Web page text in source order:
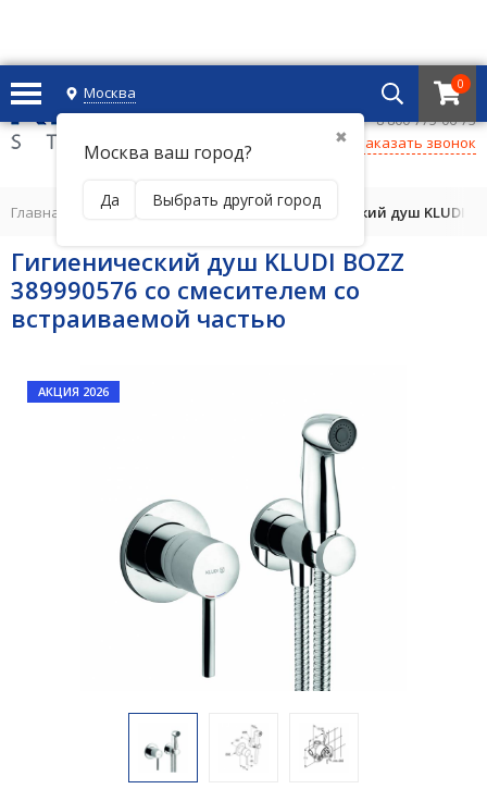
Москва
✖
Москва ваш город?
Да Выбрать другой город
0
+7 495 221 69 55
8 800-775-06-73
Заказать звонок
Главная ГИГИЕНИЧЕСКИЙ ДУШ / Гигиенический душ KLUDI
Гигиенический душ KLUDI BOZZ
389990576 со смесителем со
встраиваемой частью
АКЦИЯ 2026